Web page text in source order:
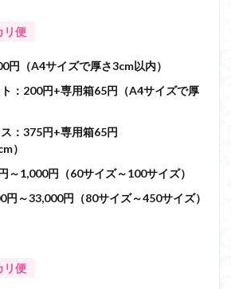
リ便
円（A4サイズで厚さ3cm以内）
：200円+専用箱65円（A4サイズで厚
：375円+専用箱65円
）
～1,000円（60サイズ～100サイズ）
円～33,000円（80サイズ～450サイズ）
リ便